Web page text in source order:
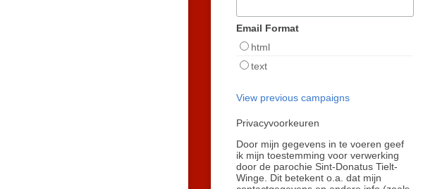
Email Format
html
text
View previous campaigns
Privacyvoorkeuren
Door mijn gegevens in te voeren geef
ik mijn toestemming voor verwerking
door de parochie Sint-Donatus Tielt-
Winge. Dit betekent o.a. dat mijn